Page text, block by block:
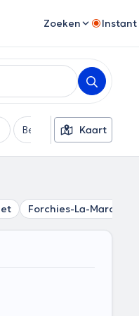
Zoeken Instant
BetaalmethodeKaart
Forchies-La-Marche